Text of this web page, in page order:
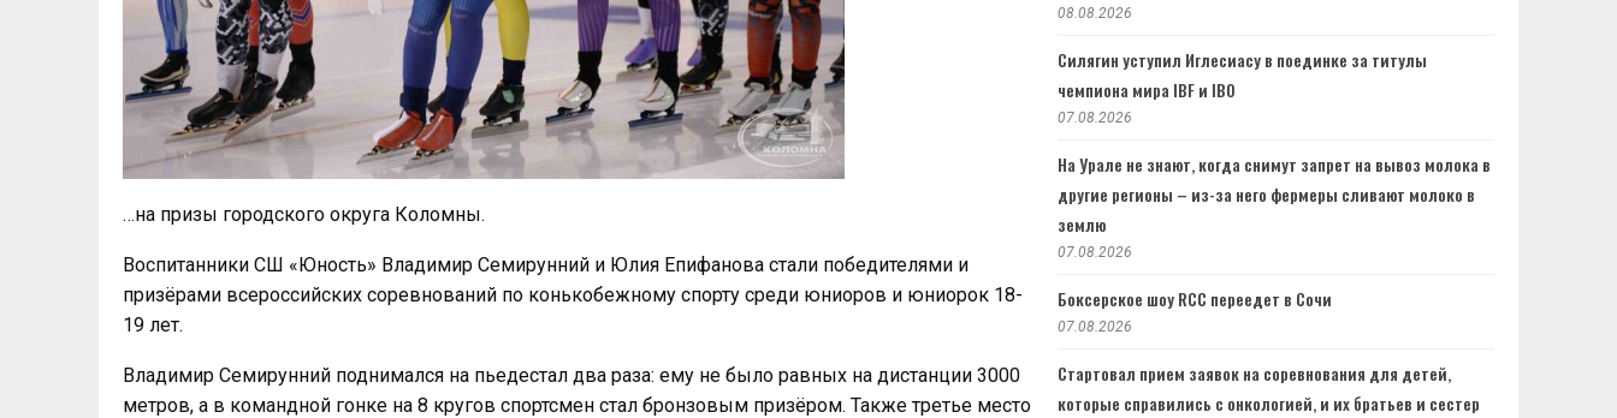
…на призы городского округа Коломны.
Воспитанники СШ «Юность» Владимир Семирунний и Юлия Епифанова стали победителями и
призёрами всероссийских соревнований по конькобежному спорту среди юниоров и юниорок 18-
19 лет.
Владимир Семирунний поднимался на пьедестал два раза: ему не было равных на дистанции 3000
метров, а в командной гонке на 8 кругов спортсмен стал бронзовым призёром. Также третье место
08.08.2026
Силягин уступил Иглесиасу в поединке за титулы
чемпиона мира IBF и IBO
07.08.2026
На Урале не знают, когда снимут запрет на вывоз молока в
другие регионы – из-за него фермеры сливают молоко в
землю
07.08.2026
Боксерское шоу RCC переедет в Сочи
07.08.2026
Стартовал прием заявок на соревнования для детей,
которые справились с онкологией, и их братьев и сестер